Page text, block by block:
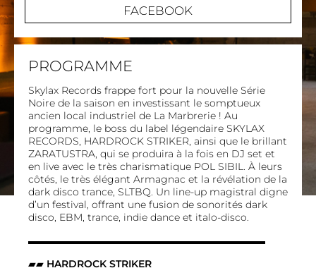
FACEBOOK
PROGRAMME
Skylax Records frappe fort pour la nouvelle Série
Noire de la saison en investissant le somptueux
ancien local industriel de La Marbrerie ! Au
programme, le boss du label légendaire SKYLAX
RECORDS, HARDROCK STRIKER, ainsi que le brillant
ZARATUSTRA, qui se produira à la fois en DJ set et
en live avec le très charismatique POL SIBIL. À leurs
côtés, le très élégant Armagnac et la révélation de la
dark disco trance, SLTBQ. Un line-up magistral digne
d’un festival, offrant une fusion de sonorités dark
disco, EBM, trance, indie dance et italo-disco.
▬▬▬▬▬▬▬▬▬▬▬▬▬▬▬▬▬▬▬▬▬▬▬▬
▰▰ HARDROCK STRIKER